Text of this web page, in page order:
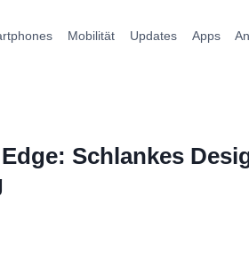
Mobilität Updates Apps
Schlankes